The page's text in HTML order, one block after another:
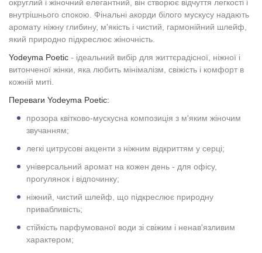
округлий і жіночний елегантний, він створює відчуття легкості і
внутрішнього спокою. Фінальні акорди білого мускусу надають
аромату ніжну глибину, м'якість і чистий, гармонійний шлейф,
який природно підкреслює жіночність.
Yodeyma Poetic - ідеальний вибір для життєрадісної, ніжної і
витонченої жінки, яка любить мінімалізм, свіжість і комфорт в
кожній миті.
Переваги Yodeyma Poetic:
прозора квітково-мускусна композиція з м'яким жіночим
звучанням;
легкі цитрусові акценти з ніжним відкриттям у серці;
універсальний аромат на кожен день - для офісу,
прогулянок і відпочинку;
ніжний, чистий шлейф, що підкреслює природну
привабливість;
стійкість парфумованої води зі свіжим і ненав'язливим
характером;